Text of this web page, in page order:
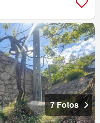
7 Fotos